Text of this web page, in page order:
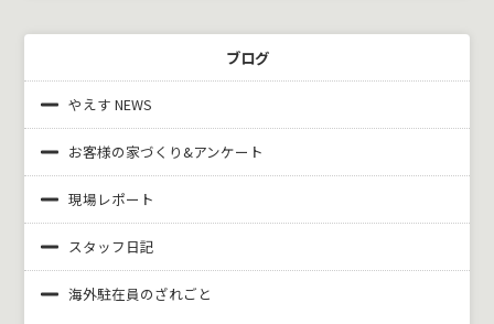
ブログ
やえす NEWS
お客様の家づくり&アンケート
現場レポート
スタッフ日記
海外駐在員のざれごと